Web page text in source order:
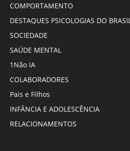
COMPORTAMENTO
DESTAQUES PSICOLOGIAS DO BRASIL
SOCIEDADE
SAÚDE MENTAL
1Não IA
COLABORADORES
Pais e Filhos
INFÂNCIA E ADOLESCÊNCIA
RELACIONAMENTOS